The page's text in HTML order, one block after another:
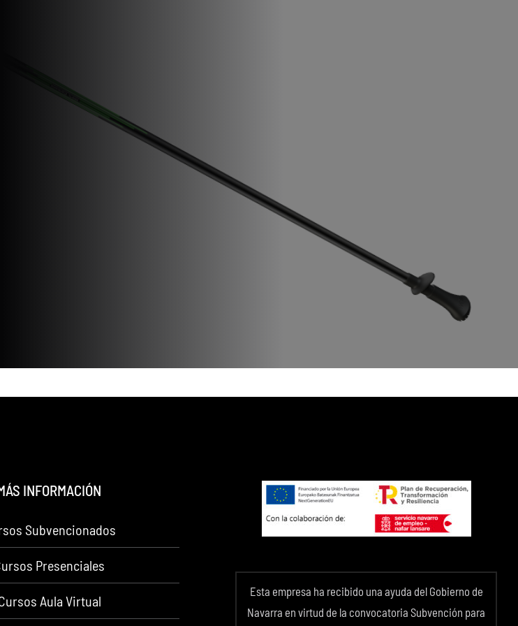
INFORMACIÓN
Subvencionados
Presenciales
Aula Virtual
Esta empresa ha recibido una ayuda del Gobierno de
Navarra en virtud de la convocatoria Subvención para